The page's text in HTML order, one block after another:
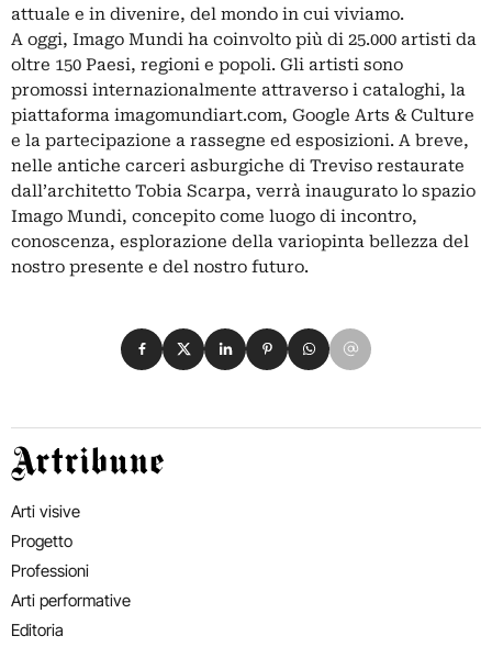
attuale e in divenire, del mondo in cui viviamo.
A oggi, Imago Mundi ha coinvolto più di 25.000 artisti da
oltre 150 Paesi, regioni e popoli. Gli artisti sono
promossi internazionalmente attraverso i cataloghi, la
piattaforma imagomundiart.com, Google Arts & Culture
e la partecipazione a rassegne ed esposizioni. A breve,
nelle antiche carceri asburgiche di Treviso restaurate
dall’architetto Tobia Scarpa, verrà inaugurato lo spazio
Imago Mundi, concepito come luogo di incontro,
conoscenza, esplorazione della variopinta bellezza del
nostro presente e del nostro futuro.
Condividi su Facebook
Condividi su X
Condividi su LinkedIn
Condividi su Pinterest
Condividi su WhatsApp
Condividi su Email
Artribune
Arti visive
Progetto
Professioni
Arti performative
Editoria